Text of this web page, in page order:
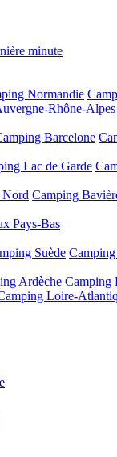
minute
Normandie
Rhône-Alpes
Barcelone
Lac de Garde
Nord Camping
Pays-Bas
Suède
Ardèche Camping
Loire-